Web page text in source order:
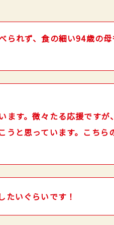
られず、食の細い94歳の母
ます。微々たる応援ですが
うと思っています。こちら
たいぐらいです！